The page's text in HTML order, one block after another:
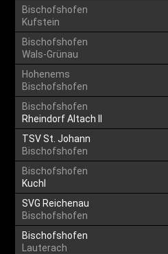
Bischofshofen
Kufstein
Bischofshofen
Wals-Grünau
Hohenems
Bischofshofen
Bischofshofen
Rheindorf Altach II
TSV St. Johann
Bischofshofen
Bischofshofen
Kuchl
SVG Reichenau
Bischofshofen
Bischofshofen
Lauterach